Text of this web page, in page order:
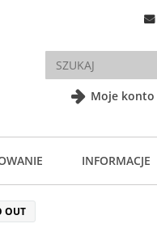
Moje konto
INFORMACJE
OUT